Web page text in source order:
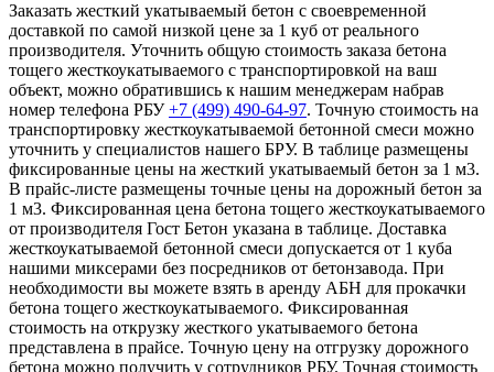
Заказать жесткий укатываемый бетон с своевременной
доставкой по самой низкой цене за 1 куб от реального
производителя. Уточнить общую стоимость заказа бетона
тощего жесткоукатываемого с транспортировкой на ваш
объект, можно обратившись к нашим менеджерам набрав
номер телефона РБУ+7 (499) 490-64-97. Точную стоимость на
транспортировку жесткоукатываемой бетонной смеси можно
уточнить у специалистов нашего БРУ. В таблице размещены
фиксированные цены на жесткий укатываемый бетон за 1 м3.
В прайс-листе размещены точные цены на дорожный бетон за
1 м3. Фиксированная цена бетона тощего жесткоукатываемого
от производителя Гост Бетон указана в таблице. Доставка
жесткоукатываемой бетонной смеси допускается от 1 куба
нашими миксерами без посредников от бетонзавода. При
необходимости вы можете взять в аренду АБН для прокачки
бетона тощего жесткоукатываемого. Фиксированная
стоимость на открузку жесткого укатываемого бетона
представлена в прайсе. Точную цену на отгрузку дорожного
бетона можно получить у сотрудников РБУ. Точная стоимость